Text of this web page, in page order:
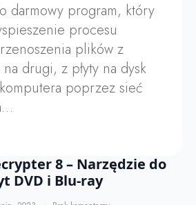
darmowy program, który
procesu
plików z
drugi, z płyty na dysk
poprzez sieć
8 – Narzędzie do
DVD i Blu-ray